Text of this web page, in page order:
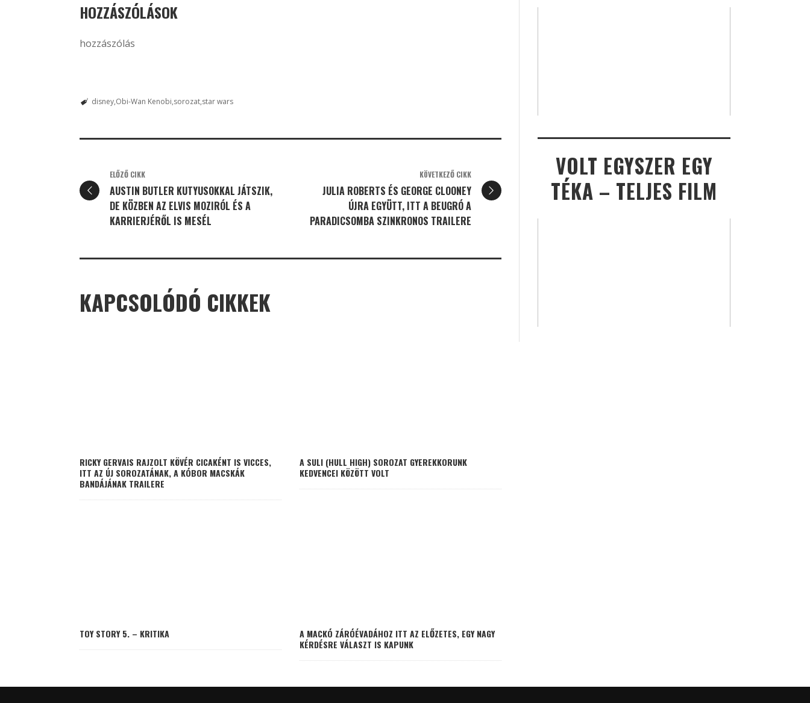
HOZZÁSZÓLÁSOK
hozzászólás
disney Obi-Wan Kenobi sorozat star wars
ELŐZŐ CIKK
AUSTIN BUTLER KUTYUSOKKAL JÁTSZIK,
DE KÖZBEN AZ ELVIS MOZIRÓL ÉS A
KARRIERJÉRŐL IS MESÉL
KÖVETKEZŐ CIKK
JULIA ROBERTS ÉS GEORGE CLOONEY
ÚJRA EGYÜTT, ITT A BEUGRÓ A
PARADICSOMBA SZINKRONOS TRAILERE
KAPCSOLÓDÓ CIKKEK
RICKY GERVAIS RAJZOLT KÖVÉR CICAKÉNT IS VICCES,
ITT AZ ÚJ SOROZATÁNAK, A KÓBOR MACSKÁK
BANDÁJÁNAK TRAILERE
A SULI (HULL HIGH) SOROZAT GYEREKKORUNK
KEDVENCEI KÖZÖTT VOLT
TOY STORY 5. – KRITIKA
A MACKÓ ZÁRÓÉVADÁHOZ ITT AZ ELŐZETES, EGY NAGY
KÉRDÉSRE VÁLASZT IS KAPUNK
VOLT EGYSZER EGY
TÉKA – TELJES FILM